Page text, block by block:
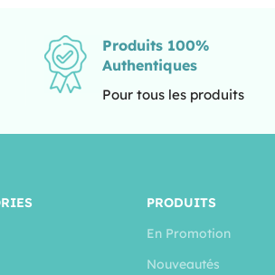
Produits 100%
Authentiques
Pour tous les produits
PRODUITS
En Promotion
Nouveautés